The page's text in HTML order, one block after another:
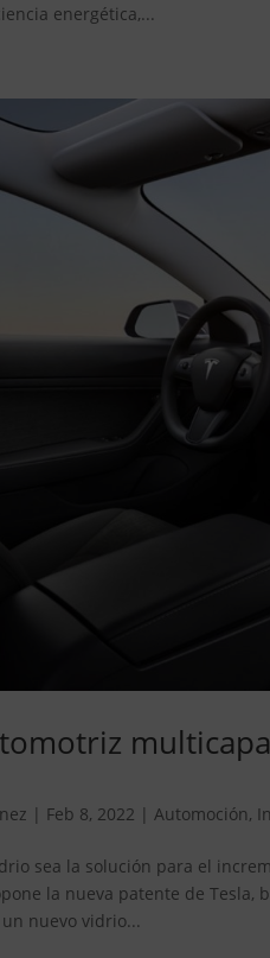
energética,...
| Feb 8, 2022 |Automoción,
sea la solución para el
la nueva patente de
nuevo vidrio...